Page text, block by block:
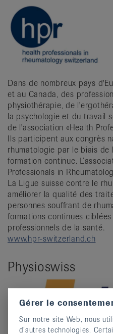
Dans de nombreux pays
et au Canada, des
physiothérapie, de
la psychologie et du travail
de l'association «Health
Ils participent aux congrès
rhumatologie par le biais
formation continue.
Professionals in
La Ligue suisse contre le
améliorer la qualité des
personnes souffrant de
formations continues ciblées
professionnels de la santé.
www.hpr-switzerland.ch
Physioswiss
Gérer le
Sur notre site Web, nous
d’autres technologies.